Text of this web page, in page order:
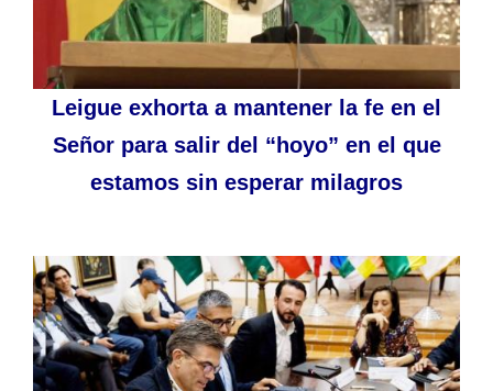
Leigue exhorta a mantener la fe en el
Señor para salir del “hoyo” en el que
estamos sin esperar milagros